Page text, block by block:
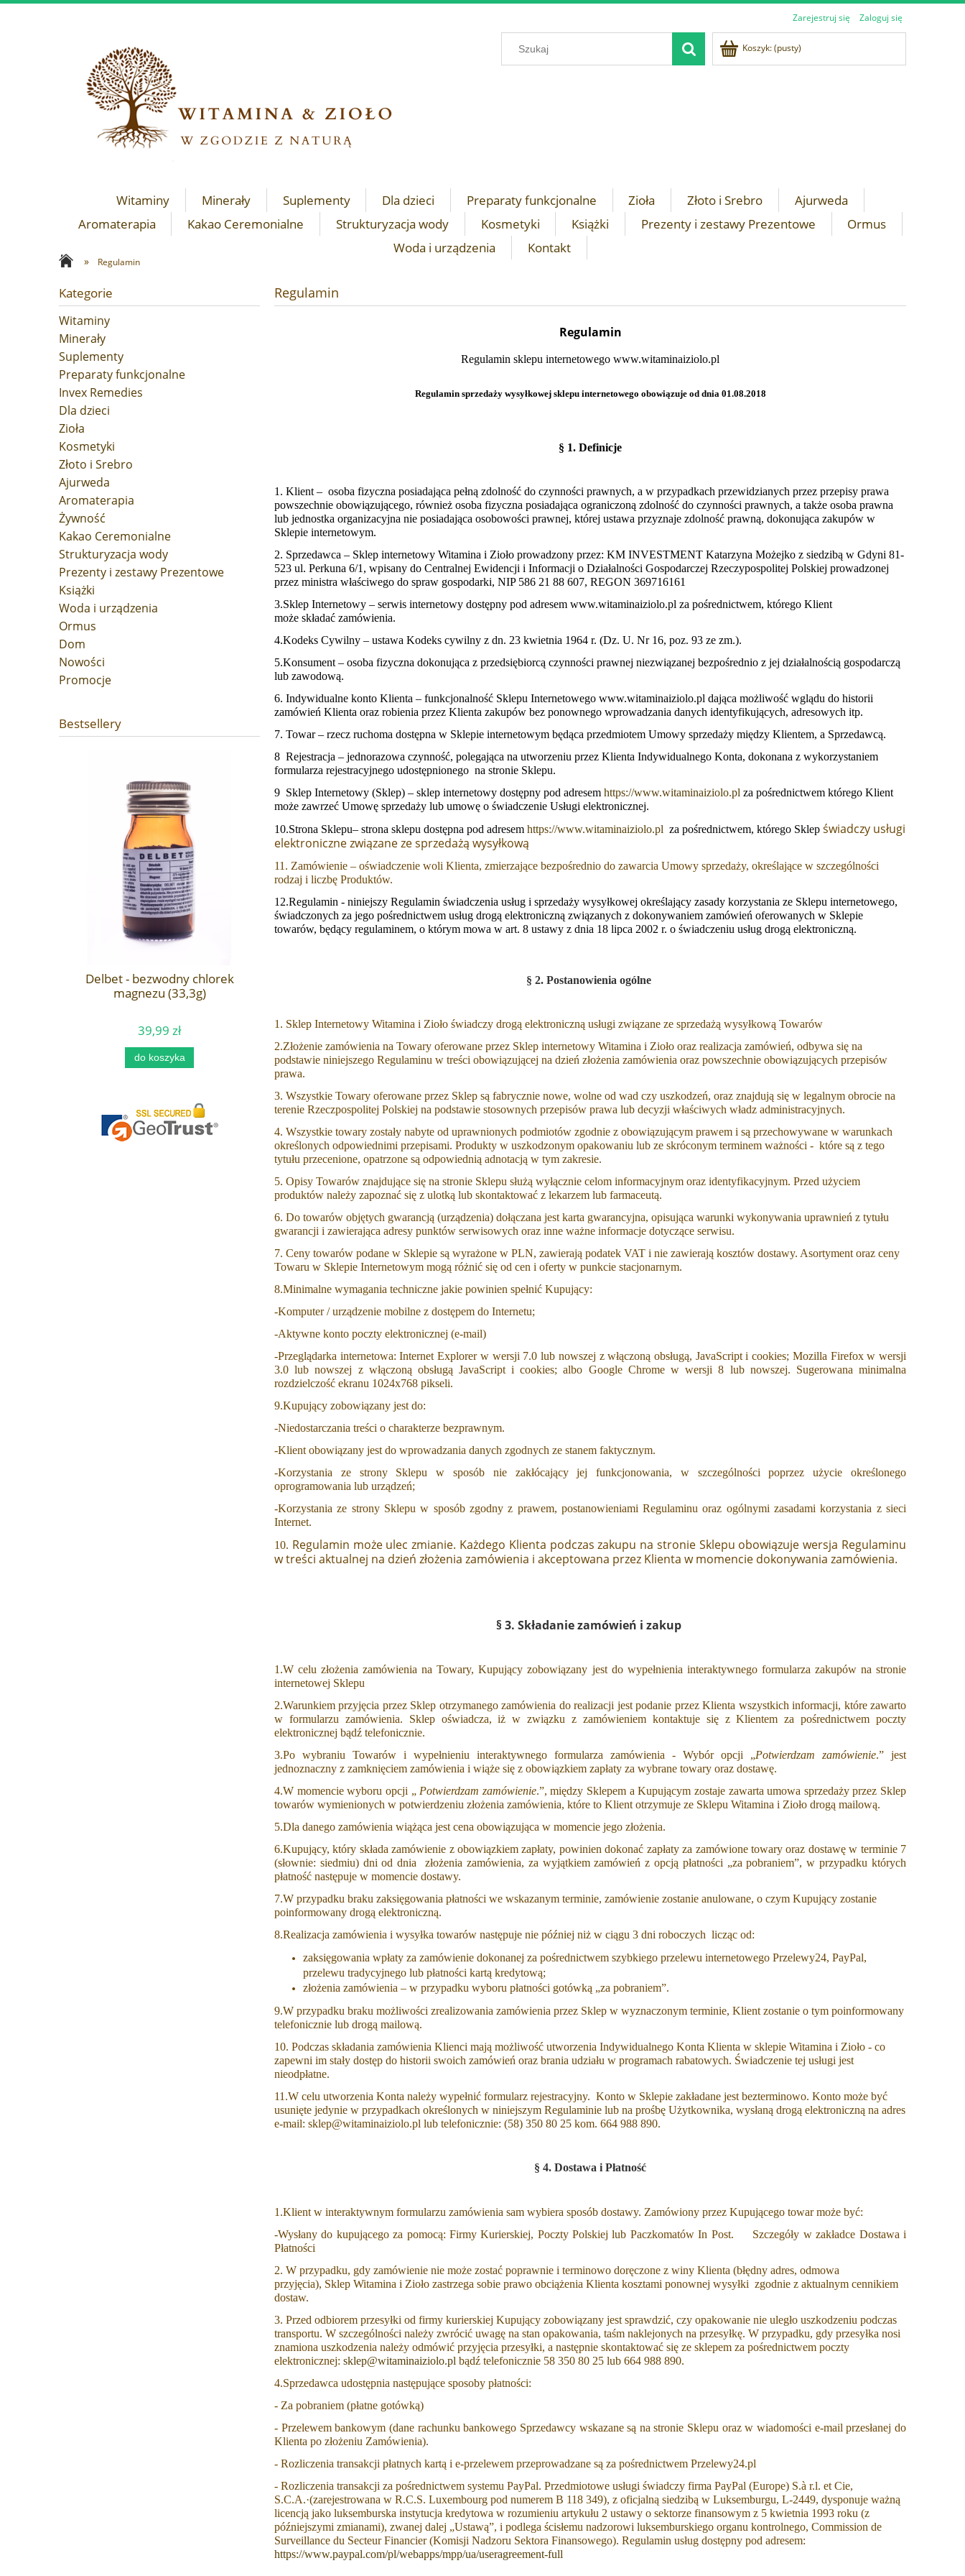
Zarejestruj się Zaloguj się
Koszyk:(pusty)
Witaminy Minerały Suplementy Dla dzieci Preparaty funkcjonalne Zioła Złoto i Srebro
Ajurweda
Aromaterapia
Kakao Ceremonialne Strukturyzacja wody Kosmetyki Książki Prezenty i zestawy Prezentowe
Ormus
Woda i urządzenia
Kontakt
» Regulamin
Kategorie
Witaminy
Minerały
Suplementy
Preparaty funkcjonalne
Invex Remedies
Dla dzieci
Zioła
Kosmetyki
Złoto i Srebro
Ajurweda
Aromaterapia
Żywność
Kakao Ceremonialne
Strukturyzacja wody
Prezenty i zestawy Prezentowe
Książki
Woda i urządzenia
Ormus
Dom
Nowości
Promocje
Bestsellery
Delbet - bezwodny chlorek
magnezu (33,3g)
39,99 zł
do koszyka
389,90 zł
do koszyka
Sól Ojca Beno - Magnez chlorek -
39,99 zł
do koszyka
409,00 zł
do koszyka
Regulamin
Regulamin
Regulamin sklepu internetowego www.witaminaiziolo.pl
Regulamin sprzedaży wysyłkowej sklepu internetowego obowiązuje od dnia 01.08.2018
§ 1. Definicje
1. Klient – osoba fizyczna posiadająca pełną zdolność do czynności prawnych, a w przypadkach przewidzianych przez przepisy prawa
powszechnie obowiązującego, również osoba fizyczna posiadająca ograniczoną zdolność do czynności prawnych, a także osoba prawna
lub jednostka organizacyjna nie posiadająca osobowości prawnej, której ustawa przyznaje zdolność prawną, dokonująca zakupów w
Sklepie internetowym.
2. Sprzedawca – Sklep internetowy Witamina i Zioło prowadzony przez: KM INVESTMENT Katarzyna Możejko z siedzibą w Gdyni 81-
523 ul. Perkuna 6/1, wpisany do Centralnej Ewidencji i Informacji o Działalności Gospodarczej Rzeczypospolitej Polskiej prowadzonej
przez ministra właściwego do spraw gospodarki, NIP 586 21 88 607, REGON 369716161
3.Sklep Internetowy – serwis internetowy dostępny pod adresem www.witaminaiziolo.pl za pośrednictwem, którego Klient
może składać zamówienia.
4.Kodeks Cywilny – ustawa Kodeks cywilny z dn. 23 kwietnia 1964 r. (Dz. U. Nr 16, poz. 93 ze zm.).
5.Konsument – osoba fizyczna dokonująca z przedsiębiorcą czynności prawnej niezwiązanej bezpośrednio z jej działalnością gospodarczą
lub zawodową.
6. Indywidualne konto Klienta – funkcjonalność Sklepu Internetowego www.witaminaiziolo.pl dająca możliwość wglądu do historii
zamówień Klienta oraz robienia przez Klienta zakupów bez ponownego wprowadzania danych identyfikujących, adresowych itp.
7. Towar – rzecz ruchoma dostępna w Sklepie internetowym będąca przedmiotem Umowy sprzedaży między Klientem, a Sprzedawcą.
8 Rejestracja – jednorazowa czynność, polegająca na utworzeniu przez Klienta Indywidualnego Konta, dokonana z wykorzystaniem
formularza rejestracyjnego udostępnionego na stronie Sklepu.
9 Sklep Internetowy (Sklep) – sklep internetowy dostępny pod adresem https://www.witaminaiziolo.pl za pośrednictwem którego Klient
może zawrzeć Umowę sprzedaży lub umowę o świadczenie Usługi elektronicznej.
10.Strona Sklepu– strona sklepu dostępna pod adresem https://www.witaminaiziolo.pl za pośrednictwem, którego Sklep świadczy usługi
elektroniczne związane ze sprzedażą wysyłkową
11. Zamówienie – oświadczenie woli Klienta, zmierzające bezpośrednio do zawarcia Umowy sprzedaży, określające w szczególności
rodzaj i liczbę Produktów.
12.Regulamin - niniejszy Regulamin świadczenia usług i sprzedaży wysyłkowej określający zasady korzystania ze Sklepu internetowego,
świadczonych za jego pośrednictwem usług drogą elektroniczną związanych z dokonywaniem zamówień oferowanych w Sklepie
towarów, będący regulaminem, o którym mowa w art. 8 ustawy z dnia 18 lipca 2002 r. o świadczeniu usług drogą elektroniczną.
§ 2. Postanowienia ogólne
1. Sklep Internetowy Witamina i Zioło świadczy drogą elektroniczną usługi związane ze sprzedażą wysyłkową Towarów
2.Złożenie zamówienia na Towary oferowane przez Sklep internetowy Witamina i Zioło oraz realizacja zamówień, odbywa się na
podstawie niniejszego Regulaminu w treści obowiązującej na dzień złożenia zamówienia oraz powszechnie obowiązujących przepisów
prawa.
3. Wszystkie Towary oferowane przez Sklep są fabrycznie nowe, wolne od wad czy uszkodzeń, oraz znajdują się w legalnym obrocie na
terenie Rzeczpospolitej Polskiej na podstawie stosownych przepisów prawa lub decyzji właściwych władz administracyjnych.
4. Wszystkie towary zostały nabyte od uprawnionych podmiotów zgodnie z obowiązującym prawem i są przechowywane w warunkach
określonych odpowiednimi przepisami. Produkty w uszkodzonym opakowaniu lub ze skróconym terminem ważności - które są z tego
tytułu przecenione, opatrzone są odpowiednią adnotacją w tym zakresie.
5. Opisy Towarów znajdujące się na stronie Sklepu służą wyłącznie celom informacyjnym oraz identyfikacyjnym. Przed użyciem
produktów należy zapoznać się z ulotką lub skontaktować z lekarzem lub farmaceutą.
6. Do towarów objętych gwarancją (urządzenia) dołączana jest karta gwarancyjna, opisująca warunki wykonywania uprawnień z tytułu
gwarancji i zawierająca adresy punktów serwisowych oraz inne ważne informacje dotyczące serwisu.
7. Ceny towarów podane w Sklepie są wyrażone w PLN, zawierają podatek VAT i nie zawierają kosztów dostawy. Asortyment oraz ceny
Towaru w Sklepie Internetowym mogą różnić się od cen i oferty w punkcie stacjonarnym.
8.Minimalne wymagania techniczne jakie powinien spełnić Kupujący:
-Komputer / urządzenie mobilne z dostępem do Internetu;
-Aktywne konto poczty elektronicznej (e-mail)
-Przeglądarka internetowa: Internet Explorer w wersji 7.0 lub nowszej z włączoną obsługą, JavaScript i cookies; Mozilla Firefox w wersji
3.0 lub nowszej z włączoną obsługą JavaScript i cookies; albo Google Chrome w wersji 8 lub nowszej. Sugerowana minimalna
rozdzielczość ekranu 1024x768 pikseli.
9.Kupujący zobowiązany jest do:
-Niedostarczania treści o charakterze bezprawnym.
-Klient obowiązany jest do wprowadzania danych zgodnych ze stanem faktycznym.
-Korzystania ze strony Sklepu w sposób nie zakłócający jej funkcjonowania, w szczególności poprzez użycie określonego
oprogramowania lub urządzeń;
-Korzystania ze strony Sklepu w sposób zgodny z prawem, postanowieniami Regulaminu oraz ogólnymi zasadami korzystania z sieci
Internet.
10. Regulamin może ulec zmianie. Każdego Klienta podczas zakupu na stronie Sklepu obowiązuje wersja Regulaminu
w treści aktualnej na dzień złożenia zamówienia i akceptowana przez Klienta w momencie dokonywania zamówienia.
§ 3. Składanie zamówień i zakup
1.W celu złożenia zamówienia na Towary, Kupujący zobowiązany jest do wypełnienia interaktywnego formularza zakupów na stronie
internetowej Sklepu
2.Warunkiem przyjęcia przez Sklep otrzymanego zamówienia do realizacji jest podanie przez Klienta wszystkich informacji, które zawarto
w formularzu zamówienia. Sklep oświadcza, iż w związku z zamówieniem kontaktuje się z Klientem za pośrednictwem poczty
elektronicznej bądź telefonicznie.
3.Po wybraniu Towarów i wypełnieniu interaktywnego formularza zamówienia - Wybór opcji „Potwierdzam zamówienie.” jest
jednoznaczny z zamknięciem zamówienia i wiąże się z obowiązkiem zapłaty za wybrane towary oraz dostawę.
4.W momencie wyboru opcji „ Potwierdzam zamówienie.”, między Sklepem a Kupującym zostaje zawarta umowa sprzedaży przez Sklep
towarów wymienionych w potwierdzeniu złożenia zamówienia, które to Klient otrzymuje ze Sklepu Witamina i Zioło drogą mailową.
5.Dla danego zamówienia wiążąca jest cena obowiązująca w momencie jego złożenia.
6.Kupujący, który składa zamówienie z obowiązkiem zapłaty, powinien dokonać zapłaty za zamówione towary oraz dostawę w terminie 7
(słownie: siedmiu) dni od dnia złożenia zamówienia, za wyjątkiem zamówień z opcją płatności „za pobraniem”, w przypadku których
płatność następuje w momencie dostawy.
7.W przypadku braku zaksięgowania płatności we wskazanym terminie, zamówienie zostanie anulowane, o czym Kupujący zostanie
poinformowany drogą elektroniczną.
8.Realizacja zamówienia i wysyłka towarów następuje nie później niż w ciągu 3 dni roboczych licząc od:
zaksięgowania wpłaty za zamówienie dokonanej za pośrednictwem szybkiego przelewu internetowego Przelewy24, PayPal,
przelewu tradycyjnego lub płatności kartą kredytową;
złożenia zamówienia – w przypadku wyboru płatności gotówką „za pobraniem”.
9.W przypadku braku możliwości zrealizowania zamówienia przez Sklep w wyznaczonym terminie, Klient zostanie o tym poinformowany
telefonicznie lub drogą mailową.
10. Podczas składania zamówienia Klienci mają możliwość utworzenia Indywidualnego Konta Klienta w sklepie Witamina i Zioło - co
zapewni im stały dostęp do historii swoich zamówień oraz brania udziału w programach rabatowych. Świadczenie tej usługi jest
nieodpłatne.
11.W celu utworzenia Konta należy wypełnić formularz rejestracyjny. Konto w Sklepie zakładane jest bezterminowo. Konto może być
usunięte jedynie w przypadkach określonych w niniejszym Regulaminie lub na prośbę Użytkownika, wysłaną drogą elektroniczną na adres
e-mail: sklep@witaminaiziolo.pl lub telefonicznie: (58) 350 80 25 kom. 664 988 890.
§ 4. Dostawa i Płatność
1.Klient w interaktywnym formularzu zamówienia sam wybiera sposób dostawy. Zamówiony przez Kupującego towar może być:
-Wysłany do kupującego za pomocą: Firmy Kurierskiej, Poczty Polskiej lub Paczkomatów In Post. Szczegóły w zakładce Dostawa i
Płatności
2. W przypadku, gdy zamówienie nie może zostać poprawnie i terminowo doręczone z winy Klienta (błędny adres, odmowa
przyjęcia), Sklep Witamina i Zioło zastrzega sobie prawo obciążenia Klienta kosztami ponownej wysyłki zgodnie z aktualnym cennikiem
dostaw.
3. Przed odbiorem przesyłki od firmy kurierskiej Kupujący zobowiązany jest sprawdzić, czy opakowanie nie uległo uszkodzeniu podczas
transportu. W szczególności należy zwrócić uwagę na stan opakowania, taśm naklejonych na przesyłkę. W przypadku, gdy przesyłka nosi
znamiona uszkodzenia należy odmówić przyjęcia przesyłki, a następnie skontaktować się ze sklepem za pośrednictwem poczty
elektronicznej: sklep@witaminaiziolo.pl bądź telefonicznie 58 350 80 25 lub 664 988 890.
4.Sprzedawca udostępnia następujące sposoby płatności:
- Za pobraniem (płatne gotówką)
- Przelewem bankowym (dane rachunku bankowego Sprzedawcy wskazane są na stronie Sklepu oraz w wiadomości e-mail przesłanej do
Klienta po złożeniu Zamówienia).
- Rozliczenia transakcji płatnych kartą i e-przelewem przeprowadzane są za pośrednictwem Przelewy24.pl
- Rozliczenia transakcji za pośrednictwem systemu PayPal. Przedmiotowe usługi świadczy firma PayPal (Europe) S.à r.l. et Cie,
S.C.A.·(zarejestrowana w R.C.S. Luxembourg pod numerem B 118 349), z oficjalną siedzibą w Luksemburgu, L-2449, dysponuje ważną
licencją jako luksemburska instytucja kredytowa w rozumieniu artykułu 2 ustawy o sektorze finansowym z 5 kwietnia 1993 roku (z
późniejszymi zmianami), zwanej dalej „Ustawą”, i podlega ścisłemu nadzorowi luksemburskiego organu kontrolnego, Commission de
Surveillance du Secteur Financier (Komisji Nadzoru Sektora Finansowego). Regulamin usług dostępny pod adresem:
https://www.paypal.com/pl/webapps/mpp/ua/useragreement-full